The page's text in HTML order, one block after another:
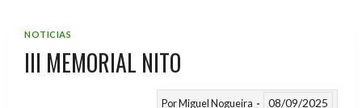
NOTICIAS
III MEMORIAL NITO
PorMiguel Nogueira 08/09/2025